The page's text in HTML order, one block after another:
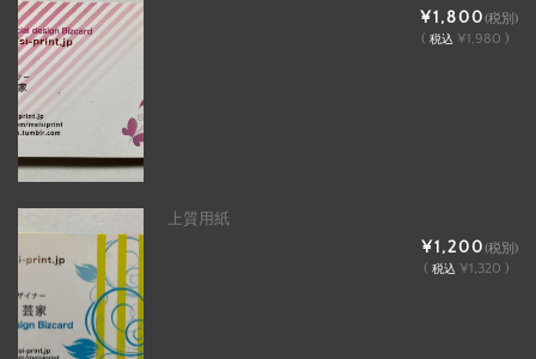
¥1,800(税別)
( 税込 ¥1,980 )
上質用紙
¥1,200(税別)
( 税込 ¥1,320 )